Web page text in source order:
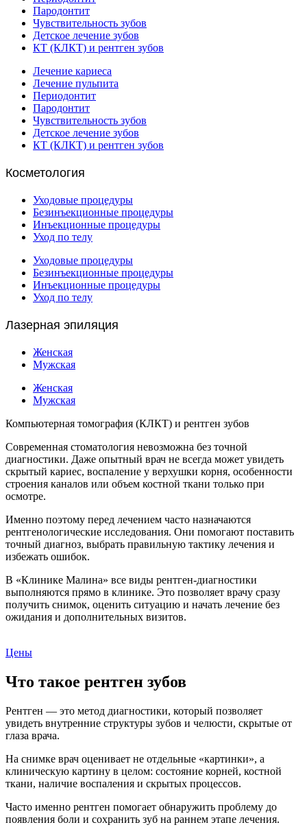
Пародонтит
Чувствительность зубов
Детское лечение зубов
КТ (КЛКТ) и рентген зубов
Лечение кариеса
Лечение пульпита
Периодонтит
Пародонтит
Чувствительность зубов
Детское лечение зубов
КТ (КЛКТ) и рентген зубов
Косметология
Уходовые процедуры
Безинъекционные процедуры
Инъекционные процедуры
Уход по телу
Уходовые процедуры
Безинъекционные процедуры
Инъекционные процедуры
Уход по телу
Лазерная эпиляция
Женская
Мужская
Женская
Мужская
Компьютерная томография (КЛКТ) и рентген зубов
Современная стоматология невозможна без точной
диагностики. Даже опытный врач не всегда может увидеть
скрытый кариес, воспаление у верхушки корня, особенности
строения каналов или объем костной ткани только при
осмотре.
Именно поэтому перед лечением часто назначаются
рентгенологические исследования. Они помогают поставить
точный диагноз, выбрать правильную тактику лечения и
избежать ошибок.
В «Клинике Малина» все виды рентген-диагностики
выполняются прямо в клинике. Это позволяет врачу сразу
получить снимок, оценить ситуацию и начать лечение без
ожидания и дополнительных визитов.
Цены
Что такое рентген зубов
Рентген — это метод диагностики, который позволяет
увидеть внутренние структуры зубов и челюсти, скрытые от
глаза врача.
На снимке врач оценивает не отдельные «картинки», а
клиническую картину в целом: состояние корней, костной
ткани, наличие воспаления и скрытых процессов.
Часто именно рентген помогает обнаружить проблему до
появления боли и сохранить зуб на раннем этапе лечения.